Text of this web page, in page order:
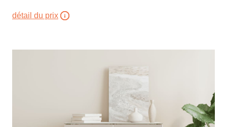
détail du prix